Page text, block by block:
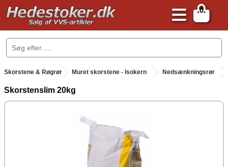
0
.
Skorstene & Røgrør . Muret skorstene - Isokern Nedsænkningsrør
Skorstenslim 20kg